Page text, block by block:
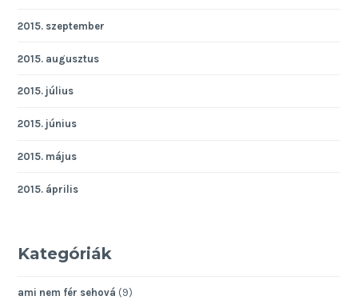
2015. szeptember
2015. augusztus
2015. július
2015. június
2015. május
2015. április
Kategóriák
ami nem fér sehová (9)